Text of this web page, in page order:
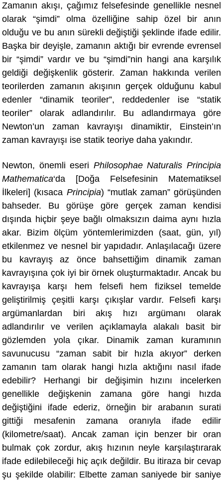
Zamanın akışı, çağımız felsefesinde genellikle nesnel
olarak “şimdi” olma özelliğine sahip özel bir anın
olduğu ve bu anın sürekli değiştiği şeklinde ifade edilir.
Başka bir deyişle, zamanın aktığı bir evrende evrensel
bir “şimdi” vardır ve bu “şimdi”nin hangi ana karşılık
geldiği değişkenlik gösterir. Zaman hakkında verilen
teorilerden zamanın akışının gerçek olduğunu kabul
edenler “dinamik teoriler”, reddedenler ise “statik
teoriler” olarak adlandırılır. Bu adlandırmaya göre
Newton’un zaman kavrayışı dinamiktir, Einstein’ın
zaman kavrayışı ise statik teoriye daha yakındır.
Newton, önemli eseri Philosophae Naturalis Principia
Mathematica‘da [Doğa Felsefesinin Matematiksel
İlkeleri] (kısaca Principia) “mutlak zaman” görüşünden
bahseder. Bu görüşe göre gerçek zaman kendisi
dışında hiçbir şeye bağlı olmaksızın daima aynı hızla
akar. Bizim ölçüm yöntemlerimizden (saat, gün, yıl)
etkilenmez ve nesnel bir yapıdadır. Anlaşılacağı üzere
bu kavrayış az önce bahsettiğim dinamik zaman
kavrayışına çok iyi bir örnek oluşturmaktadır. Ancak bu
kavrayışa karşı hem felsefi hem fiziksel temelde
geliştirilmiş çeşitli karşı çıkışlar vardır. Felsefi karşı
argümanlardan biri akış hızı argümanı olarak
adlandırılır ve verilen açıklamayla alakalı basit bir
gözlemden yola çıkar. Dinamik zaman kuramının
savunucusu “zaman sabit bir hızla akıyor” derken
zamanın tam olarak hangi hızla aktığını nasıl ifade
edebilir? Herhangi bir değişimin hızını incelerken
genellikle değişkenin zamana göre hangi hızda
değiştiğini ifade ederiz, örneğin bir arabanın surati
gittiği mesafenin zamana oranıyla ifade edilir
(kilometre/saat). Ancak zaman için benzer bir oran
bulmak çok zordur, akış hızının neyle karşılaştırarak
ifade edilebileceği hiç açık değildir. Bu itiraza bir cevap
şu şekilde olabilir: Elbette zaman saniyede bir saniye